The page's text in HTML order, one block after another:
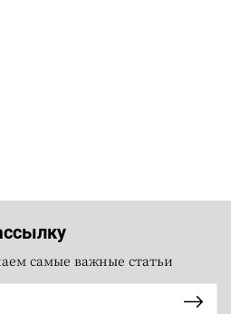
самые важные статьи